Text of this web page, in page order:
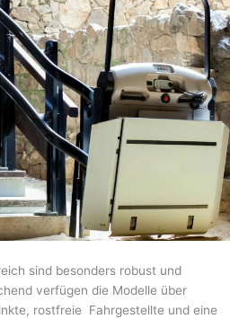
sind besonders robust und
verfügen die Modelle über
rostfreie Fahrgestellte und eine